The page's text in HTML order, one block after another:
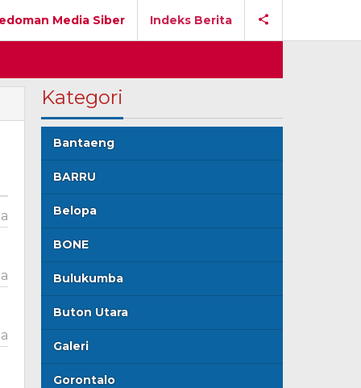
Media Siber Indeks Berita
Kategori
Bantaeng
BARRU
Belopa
BONE
Bulukumba
Buton Utara
Galeri
Gorontalo